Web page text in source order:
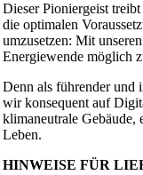
Dieser Pioniergeist
die optimalen
umzusetzen: Mit
Energiewende möglich
Denn als führender und
wir konsequent auf
klimaneutrale Gebäude,
Leben.
HINWEISE FÜR